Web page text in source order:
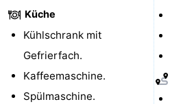
trinken
-
Ringstechen
Zoutelande
Actief
Praktisch
Küche
Kühlschrank mit
Gefrierfach.
Kaffeemaschine.
Spülmaschine.